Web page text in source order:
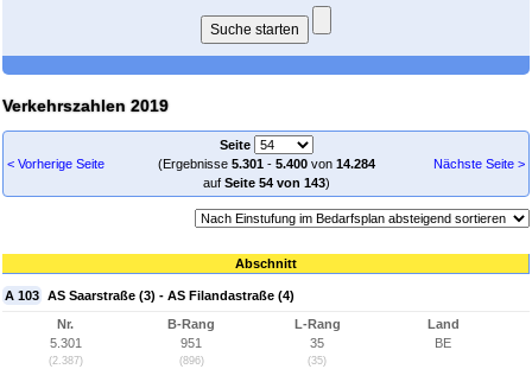
Verkehrszahlen 2019
< Vorherige Seite
Seite
(Ergebnisse 5.301- 5.400von 14.284
auf Seite 54 von 143)
Nächste Seite >
Abschnitt
A 103 AS Saarstraße (3) - AS Filandastraße (4)
Nr.
5.301
(2.387)
B-Rang
951
(896)
L-Rang
35
(35)
Land
BE